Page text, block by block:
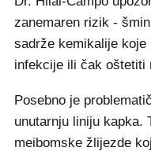
zanemaren rizik -
sadrže kemikalije
infekcije ili čak oštetiti
Posebno je
unutarnju liniju kapka.
meibomske žlijezde